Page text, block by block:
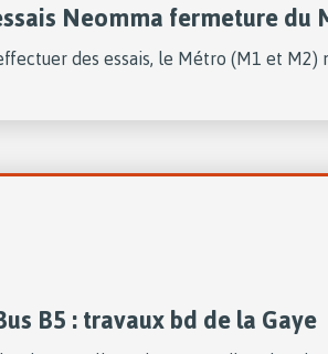
Neomma fermeture du
des essais, le Métro (M1 et M2)
B5 : travaux bd de la Gaye